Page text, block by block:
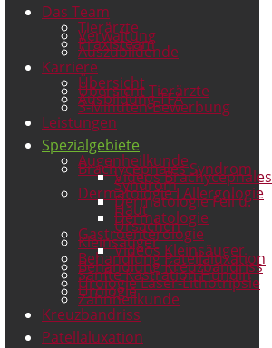
Das Team
Tierärzte
Verwaltung
Praxisteam
Auszubildende
Karriere
Übersicht
Übersicht Tierärzte
Ausbildung TFA
3-Minuten-Bewerbung
Leistungen
Spezialgebiete
Augenheilkunde
Brachycephales Syndrom
Videos Brachycephales
Syndrom
Dermatologie I Allergologie
Dermatologie Fell u.
Haut
Dermatologie
Ursachen
Gastroenterologie
Kleinsäuger
Videos Kleinsäuger
Behandlung Patellaluxation
Behandlung Kreuzbandriss
Sanfte Kastration Hündin
Urologie Laser-Lithotripsie
Urologie
Zahnheilkunde
Kreuzbandriss
Patellaluxation